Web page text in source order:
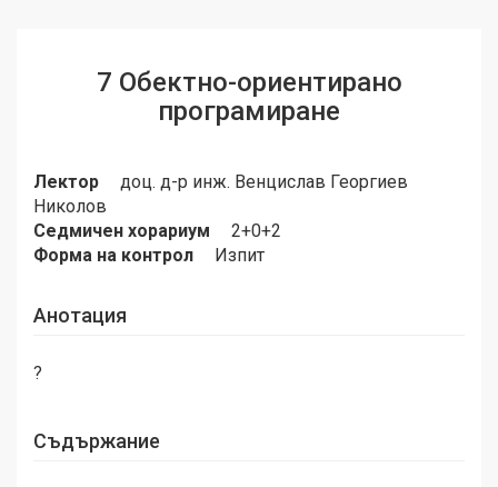
7 Обектно-ориентирано
програмиране
Лектор
доц. д-р инж. Венцислав Георгиев
Николов
Седмичен хорариум
2+0+2
Форма на контрол
Изпит
Анотация
?
Съдържание